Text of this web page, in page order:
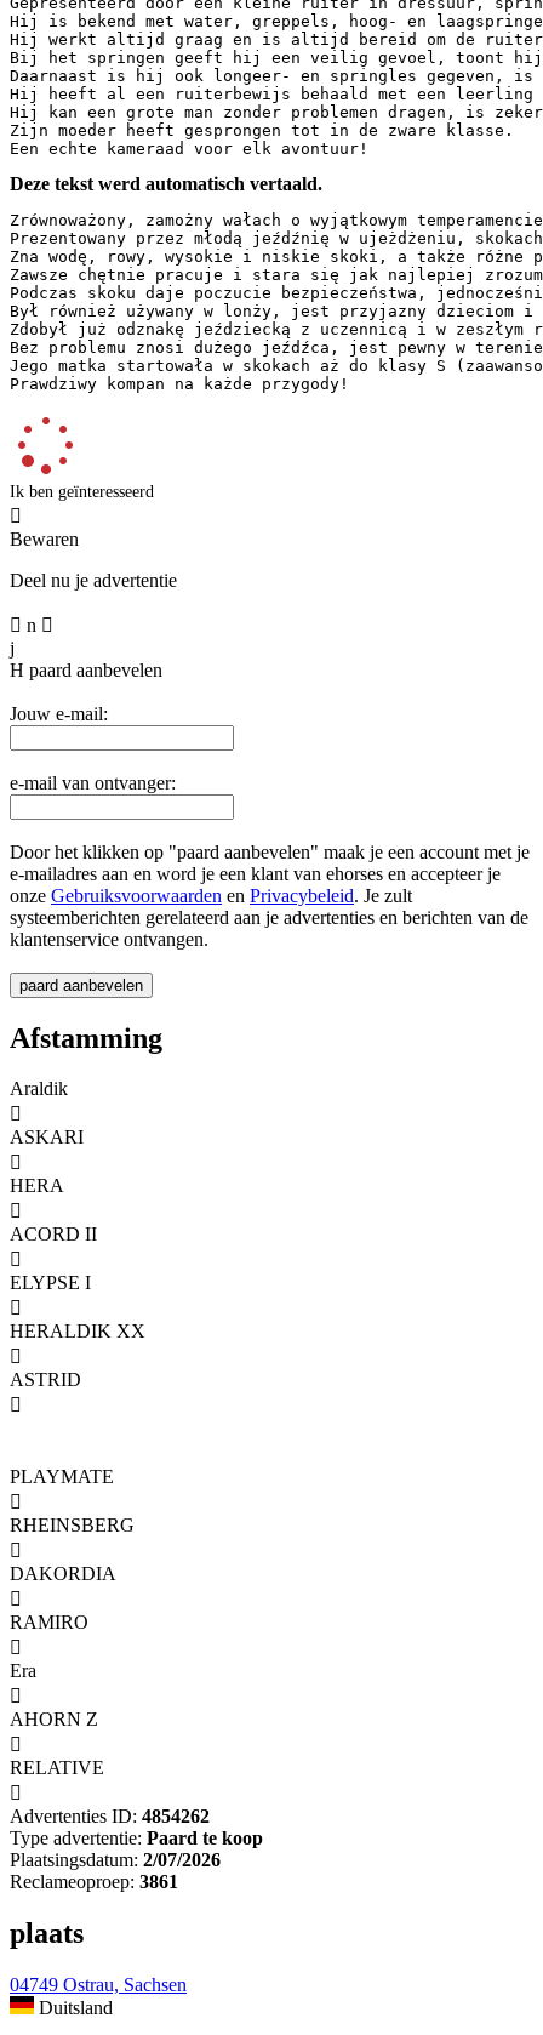
Hij is bekend met water, greppels, hoog- en
Hij werkt altijd graag en is altijd bereid om de
Bij het springen geeft hij een veilig gevoel, toont
Daarnaast is hij ook longeer- en springles
Hij heeft al een ruiterbewijs behaald met een
Hij kan een grote man zonder problemen dragen, is
Zijn moeder heeft gesprongen tot in de zware klasse.
Een echte kameraad voor elk avontuur!
Deze tekst werd automatisch vertaald.
Zrównoważony, zamożny wałach o wyjątkowym
Prezentowany przez młodą jeźdźnię w ujeżdżeniu,
Zna wodę, rowy, wysokie i niskie skoki, a także różne
Zawsze chętnie pracuje i stara się jak najlepiej
Podczas skoku daje poczucie bezpieczeństwa,
Był również używany w lonży, jest przyjazny dzieciom
Zdobył już odznakę jeździecką z uczennicą i w
Bez problemu znosi dużego jeźdźca, jest pewny w
Jego matka startowała w skokach aż do klasy S
Prawdziwy kompan na każde przygody!
Ik ben geïnteresseerd

Bewaren
Deel nu je advertentie
 n 
j
H paard aanbevelen
Jouw e-mail:
e-mail van ontvanger:
Door het klikken op "paard aanbevelen" maak je een account met je
e-mailadres aan en word je een klant van ehorses en accepteer je
onze Gebruiksvoorwaarden en Privacybeleid. Je zult
systeemberichten gerelateerd aan je advertenties en berichten van de
klantenservice ontvangen.
Afstamming
Araldik

ASKARI

HERA

ACORD II

ELYPSE I

HERALDIK XX

ASTRID

PLAYMATE

RHEINSBERG

DAKORDIA

RAMIRO

Era

AHORN Z

RELATIVE

Advertenties ID: 4854262
Type advertentie: Paard te koop
Plaatsingsdatum: 2/07/2026
Reclameoproep: 3861
plaats
04749 Ostrau, Sachsen
Duitsland